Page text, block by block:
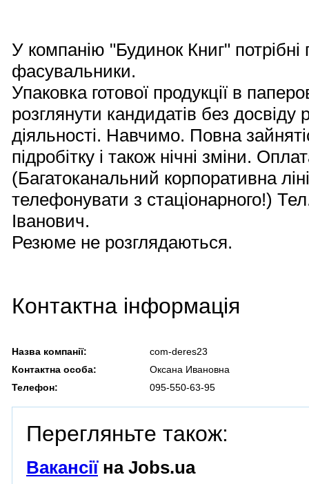
У компанію "Будинок Книг" потрібні
фасувальники.
Упаковка готової продукції в
розглянути кандидатів без досвіду
діяльності. Навчимо. Повна
підробітку і також нічні зміни.
(Багатоканальний корпоративна
телефонувати з стаціонарного!)
Іванович.
Резюме не розглядаються.
Контактна інформація
Назва компанії:
com-deres23
Контактна особа:
Оксана Ивановна
Телефон:
095-550-63-95
Перегляньте також:
Вакансіїна Jobs.ua